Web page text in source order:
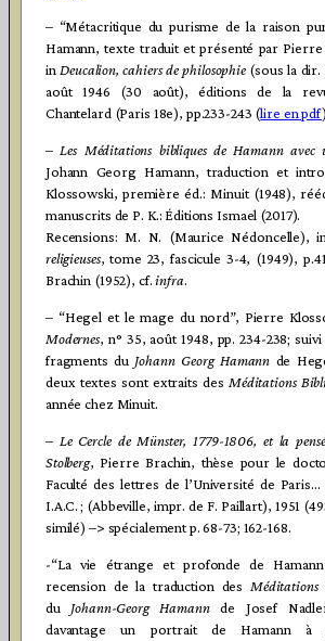
– “Métacritique du purisme de la raison
Hamann, texte traduit et présenté par
inDeucalion, cahiers de philosophie(sous la dir.
août 1946 (30 août), éditions de la
Chantelard (Paris 18e), pp.233-243 (lire en pdf
–Les Méditations bibliques de Hamann avec
Johann Georg Hamann, traduction et
Klossowski, première éd.: Minuit (1948),
manuscrits de P. K.: Éditions Ismael (2017).
Recensions: M. N. (Maurice Nédoncelle),
religieuses, tome 23, fascicule 3-4, (1949),
Brachin (1952), cf.infra.
– “Hegel et le mage du nord”, Pierre
Modernes, n° 35, août 1948, pp. 234-238;
fragments du Johann Georg Hamann de
deux textes sont extraits des Méditations
année chez Minuit.
– Le Cercle de Münster, 1779-1806, et la
Stolberg, Pierre Brachin, thèse pour le
Faculté des lettres de l’Université de
I.A.C. ; (Abbeville, impr. de F. Paillart), 1951
similé) –> spécialement p. 68-73; 162-168.
-“La vie étrange et profonde de
recension de la traduction des Méditations
du Johann-Georg Hamannde Josef
davantage un portrait de Hamann à